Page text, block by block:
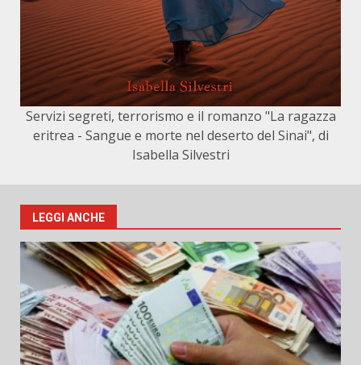
Servizi segreti, terrorismo e il romanzo "La ragazza
eritrea - Sangue e morte nel deserto del Sinai", di
Isabella Silvestri
LEGGI ANCHE